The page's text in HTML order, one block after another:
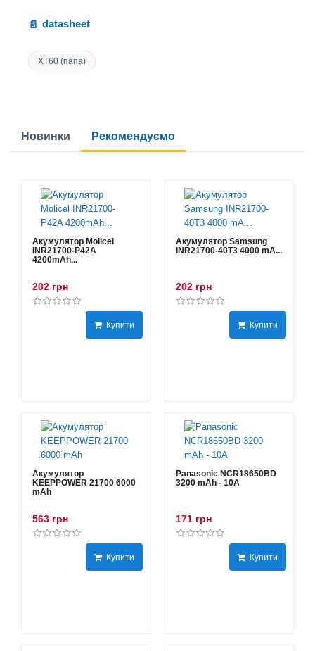
datasheet
XT60 (папа)
Новинки Рекомендуємо
Акумулятор Molicel
INR21700-P42A
4200mAh...
202 грн
Купити
Акумулятор Samsung
INR21700-40T3 4000 mA...
202 грн
Купити
Акумулятор
KEEPPOWER 21700 6000
mAh
563 грн
Купити
Panasonic NCR18650BD
3200 mAh - 10А
171 грн
Купити